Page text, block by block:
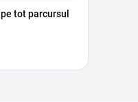
tot parcursul